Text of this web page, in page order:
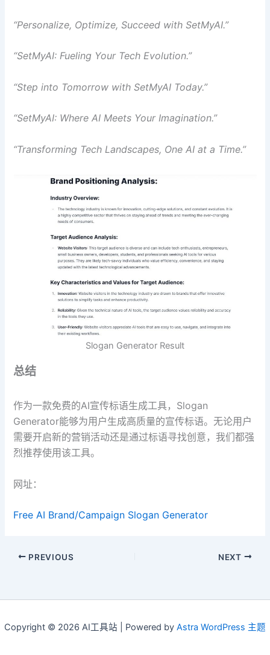
“Personalize, Optimize, Succeed with SetMyAI.”
“SetMyAI: Fueling Your Tech Evolution.”
“Step into Tomorrow with SetMyAI Today.”
“SetMyAI: Where AI Meets Your Imagination.”
“Transforming Tech Landscapes, One AI at a Time.”
Slogan Generator Result
总结
作为一款免费的AI宣传标语生成工具，Slogan
Generator能够为用户生成高质量的宣传标语。无论用户
需要开启新的营销活动还是通过标语寻找创意，我们都强
烈推荐使用该工具。
网址：
Free AI Brand/Campaign Slogan Generator
PREVIOUS NEXT
Copyright © 2026 AI工具站 | Powered by Astra WordPress 主题